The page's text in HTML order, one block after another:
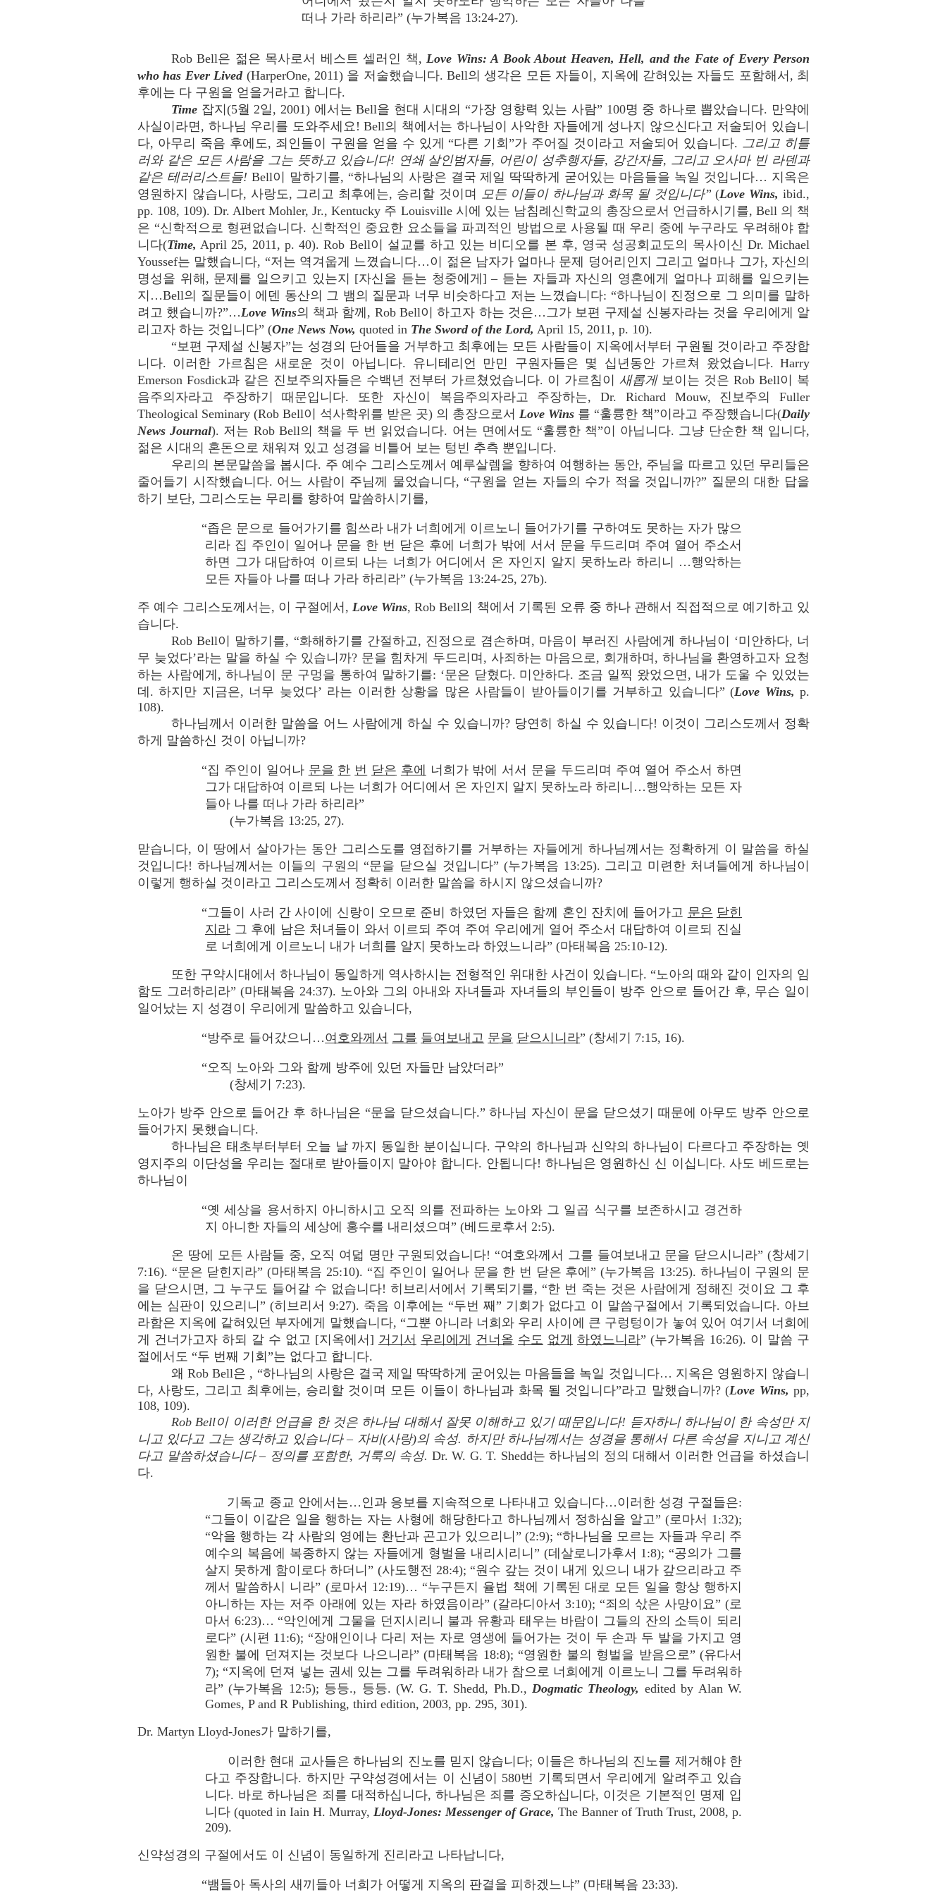
떠나 가라 하리라” (누가복음 13:24-27).
Rob Bell은 젊은 목사로서 베스트 셀러인 책,Love Wins: A Book About Heaven, Hell, and the Fate of Every Person
who has Ever Lived(HarperOne, 2011) 을 저술했습니다. Bell의 생각은 모든 자들이, 지옥에 갇혀있는 자들도 포함해서, 최
후에는 다 구원을 얻을거라고 합니다.
Time 잡지(5월 2일, 2001) 에서는 Bell을 현대 시대의 “가장 영향력 있는 사람” 100명 중 하나로 뽑았습니다. 만약에
사실이라면, 하나님 우리를 도와주세요! Bell의 책에서는 하나님이 사악한 자들에게 성나지 않으신다고 저술되어 있습니
다, 아무리 죽음 후에도, 죄인들이 구원을 얻을 수 있게 “다른 기회”가 주어질 것이라고 저술되어 있습니다. 그리고 히틀
러와 같은 모든 사람을 그는 뜻하고 있습니다! 연쇄 살인범자들, 어린이 성추행자들, 강간자들, 그리고 오사마 빈 라덴과
같은 테러리스트들! Bell이 말하기를, “하나님의 사랑은 결국 제일 딱딱하게 굳어있는 마음들을 녹일 것입니다… 지옥은
영원하지 않습니다, 사랑도, 그리고 최후에는, 승리할 것이며 모든 이들이 하나님과 화목 될 것입니다” (Love Wins, ibid.,
pp. 108, 109). Dr. Albert Mohler, Jr., Kentucky 주 Louisville 시에 있는 남침례신학교의 총장으로서 언급하시기를, Bell 의 책
은 “신학적으로 형편없습니다. 신학적인 중요한 요소들을 파괴적인 방법으로 사용될 때 우리 중에 누구라도 우려해야 합
니다(Time, April 25, 2011, p. 40). Rob Bell이 설교를 하고 있는 비디오를 본 후, 영국 성공회교도의 목사이신 Dr. Michael
Youssef는 말했습니다, “저는 역겨웁게 느꼈습니다…이 젊은 남자가 얼마나 문제 덩어리인지 그리고 얼마나 그가, 자신의
명성을 위해, 문제를 일으키고 있는지 [자신을 듣는 청중에게] – 듣는 자들과 자신의 영혼에게 얼마나 피해를 일으키는
지…Bell의 질문들이 에덴 동산의 그 뱀의 질문과 너무 비슷하다고 저는 느꼈습니다: “하나님이 진정으로 그 의미를 말하
려고 했습니까?”…Love Wins의 책과 함께, Rob Bell이 하고자 하는 것은…그가 보편 구제설 신봉자라는 것을 우리에게 알
리고자 하는 것입니다” (One News Now, quoted in The Sword of the Lord, April 15, 2011, p. 10).
“보편 구제설 신봉자”는 성경의 단어들을 거부하고 최후에는 모든 사람들이 지옥에서부터 구원될 것이라고 주장합
니다. 이러한 가르침은 새로운 것이 아닙니다. 유니테리언 만민 구원자들은 몇 십년동안 가르쳐 왔었습니다. Harry
Emerson Fosdick과 같은 진보주의자들은 수백년 전부터 가르쳤었습니다. 이 가르침이 새롭게보이는 것은 Rob Bell이 복
음주의자라고 주장하기 때문입니다. 또한 자신이 복음주의자라고 주장하는, Dr. Richard Mouw, 진보주의 Fuller
Theological Seminary (Rob Bell이 석사학위를 받은 곳) 의 총장으로서 Love Wins 를 “훌륭한 책”이라고 주장했습니다(Daily
News Journal). 저는 Rob Bell의 책을 두 번 읽었습니다. 어는 면에서도 “훌륭한 책”이 아닙니다. 그냥 단순한 책 입니다,
젊은 시대의 혼돈으로 채워져 있고 성경을 비틀어 보는 텅빈 추측 뿐입니다.
우리의 본문말씀을 봅시다. 주 예수 그리스도께서 예루살렘을 향하여 여행하는 동안, 주님을 따르고 있던 무리들은
줄어들기 시작했습니다. 어느 사람이 주님께 물었습니다, “구원을 얻는 자들의 수가 적을 것입니까?” 질문의 대한 답을
하기 보단, 그리스도는 무리를 향하여 말씀하시기를,
“좁은 문으로 들어가기를 힘쓰라 내가 너희에게 이르노니 들어가기를 구하여도 못하는 자가 많으
리라 집 주인이 일어나 문을 한 번 닫은 후에 너희가 밖에 서서 문을 두드리며 주여 열어 주소서
하면 그가 대답하여 이르되 나는 너희가 어디에서 온 자인지 알지 못하노라 하리니 …행악하는
모든 자들아 나를 떠나 가라 하리라” (누가복음 13:24-25, 27b).
주 예수 그리스도께서는, 이 구절에서,Love Wins, Rob Bell의 책에서 기록된 오류 중 하나 관해서 직접적으로 예기하고 있
습니다.
Rob Bell이 말하기를, “화해하기를 간절하고, 진정으로 겸손하며, 마음이 부러진 사람에게 하나님이 ‘미안하다, 너
무 늦었다’라는 말을 하실 수 있습니까? 문을 힘차게 두드리며, 사죄하는 마음으로, 회개하며, 하나님을 환영하고자 요청
하는 사람에게, 하나님이 문 구멍을 통하여 말하기를: ‘문은 닫혔다. 미안하다. 조금 일찍 왔었으면, 내가 도울 수 있었는
데. 하지만 지금은, 너무 늦었다’ 라는 이러한 상황을 많은 사람들이 받아들이기를 거부하고 있습니다” (Love Wins, p.
108).
하나님께서 이러한 말씀을 어느 사람에게 하실 수 있습니까? 당연히 하실 수 있습니다! 이것이 그리스도께서 정확
하게 말씀하신 것이 아닙니까?
“집 주인이 일어나 문을 한 번 닫은 후에
너희가 밖에 서서 문을 두드리며 주여 열어 주소서 하면
그가 대답하여 이르되 나는 너희가 어디에서 온 자인지 알지 못하노라 하리니…행악하는 모든 자
들아 나를 떠나 가라 하리라”
(누가복음 13:25, 27).
맏습니다, 이 땅에서 살아가는 동안 그리스도를 영접하기를 거부하는 자들에게 하나님께서는 정확하게 이 말씀을 하실
것입니다! 하나님께서는 이들의 구원의 “문을 닫으실 것입니다” (누가복음 13:25). 그리고 미련한 처녀들에게 하나님이
이렇게 행하실 것이라고 그리스도께서 정확히 이러한 말씀을 하시지 않으셨습니까?
“그들이 사러 간 사이에 신랑이 오므로 준비 하였던 자들은 함께 혼인 잔치에 들어가고 문은 닫힌
지라 그 후에 남은 처녀들이 와서 이르되 주여 주여 우리에게 열어 주소서 대답하여 이르되 진실
로 너희에게 이르노니 내가 너희를 알지 못하노라 하였느니라” (마태복음 25:10-12).
또한 구약시대에서 하나님이 동일하게 역사하시는 전형적인 위대한 사건이 있습니다. “노아의 때와 같이 인자의 임
함도 그러하리라” (마태복음 24:37). 노아와 그의 아내와 자녀들과 자녀들의 부인들이 방주 안으로 들어간 후, 무슨 일이
일어났는 지 성경이 우리에게 말씀하고 있습니다,
“방주로 들어갔으니…여호와께서 그를 들여보내고 문을 닫으시니라” (창세기 7:15, 16).
“오직 노아와 그와 함께 방주에 있던 자들만 남았더라”
(창세기 7:23).
노아가 방주 안으로 들어간 후 하나님은 “문을 닫으셨습니다.” 하나님 자신이 문을 닫으셨기 때문에 아무도 방주 안으로
들어가지 못했습니다.
하나님은 태초부터부터 오늘 날 까지 동일한 분이십니다. 구약의 하나님과 신약의 하나님이 다르다고 주장하는 옛
영지주의 이단성을 우리는 절대로 받아들이지 말아야 합니다. 안됩니다! 하나님은 영원하신 신 이십니다. 사도 베드로는
하나님이
“옛 세상을 용서하지 아니하시고 오직 의를 전파하는 노아와 그 일곱 식구를 보존하시고 경건하
지 아니한 자들의 세상에 홍수를 내리셨으며” (베드로후서 2:5).
온 땅에 모든 사람들 중, 오직 여덟 명만 구원되었습니다! “여호와께서 그를 들여보내고 문을 닫으시니라” (창세기
7:16). “문은 닫힌지라” (마태복음 25:10). “집 주인이 일어나 문을 한 번 닫은 후에” (누가복음 13:25). 하나님이 구원의 문
을 닫으시면, 그 누구도 들어갈 수 없습니다! 히브리서에서 기록되기를, “한 번 죽는 것은 사람에게 정해진 것이요 그 후
에는 심판이 있으리니” (히브리서 9:27). 죽음 이후에는 “두번 째” 기회가 없다고 이 말씀구절에서 기록되었습니다. 아브
라함은 지옥에 같혀있던 부자에게 말했습니다, “그뿐 아니라 너희와 우리 사이에 큰 구렁텅이가 놓여 있어 여기서 너희에
게 건너가고자 하되 갈 수 없고 [지옥에서] 거기서 우리에게 건너올 수도 없게 하였느니라” (누가복음 16:26). 이 말씀 구
절에서도 “두 번째 기회”는 없다고 합니다.
왜 Rob Bell은 , “하나님의 사랑은 결국 제일 딱딱하게 굳어있는 마음들을 녹일 것입니다… 지옥은 영원하지 않습니
다, 사랑도, 그리고 최후에는, 승리할 것이며 모든 이들이 하나님과 화목 될 것입니다”라고 말했습니까? (Love Wins, pp,
108, 109).
Rob Bell이 이러한 언급을 한 것은 하나님 대해서 잘못 이해하고 있기 때문입니다! 듣자하니 하나님이 한 속성만 지
니고 있다고 그는 생각하고 있습니다 – 자비(사랑)의 속성. 하지만 하나님께서는 성경을 통해서 다른 속성을 지니고 계신
다고 말씀하셨습니다 – 정의를 포함한, 거룩의 속성. Dr. W. G. T. Shedd는 하나님의 정의 대해서 이러한 언급을 하셨습니
다.
기독교 종교 안에서는…인과 응보를 지속적으로 나타내고 있습니다…이러한 성경 구절들은:
“그들이 이같은 일을 행하는 자는 사형에 해당한다고 하나님께서 정하심을 알고” (로마서 1:32);
“악을 행하는 각 사람의 영에는 환난과 곤고가 있으리니” (2:9); “하나님을 모르는 자들과 우리 주
예수의 복음에 복종하지 않는 자들에게 형벌을 내리시리니” (데살로니가후서 1:8); “공의가 그를
살지 못하게 함이로다 하더니” (사도행전 28:4); “원수 갚는 것이 내게 있으니 내가 갚으리라고 주
께서 말씀하시 니라” (로마서 12:19)… “누구든지 율법 책에 기록된 대로 모든 일을 항상 행하지
아니하는 자는 저주 아래에 있는 자라 하였음이라” (갈라디아서 3:10); “죄의 삯은 사망이요” (로
마서 6:23)… “악인에게 그물을 던지시리니 불과 유황과 태우는 바람이 그들의 잔의 소득이 되리
로다” (시편 11:6); “장애인이나 다리 저는 자로 영생에 들어가는 것이 두 손과 두 발을 가지고 영
원한 불에 던져지는 것보다 나으니라” (마태복음 18:8); “영원한 불의 형벌을 받음으로” (유다서
7); “지옥에 던져 넣는 권세 있는 그를 두려워하라 내가 참으로 너희에게 이르노니 그를 두려워하
라” (누가복음 12:5); 등등., 등등. (W. G. T. Shedd, Ph.D., Dogmatic Theology, edited by Alan W.
Gomes, P and R Publishing, third edition, 2003, pp. 295, 301).
Dr. Martyn Lloyd-Jones가 말하기를,
이러한 현대 교사들은 하나님의 진노를 믿지 않습니다; 이들은 하나님의 진노를 제거해야 한
다고 주장합니다. 하지만 구약성경에서는 이 신념이 580번 기록되면서 우리에게 알려주고 있습
니다. 바로 하나님은 죄를 대적하십니다, 하나님은 죄를 증오하십니다, 이것은 기본적인 명제 입
니다 (quoted in Iain H. Murray, Lloyd-Jones: Messenger of Grace, The Banner of Truth Trust, 2008, p.
209).
신약성경의 구절에서도 이 신념이 동일하게 진리라고 나타납니다,
“뱀들아 독사의 새끼들아 너희가 어떻게 지옥의 판결을 피하겠느냐” (마태복음 23:33).